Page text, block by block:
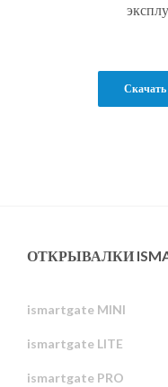
Скачать
ОТКРЫВАЛКИ
ismartgate MINI
ismartgate LITE
ismartgate PRO